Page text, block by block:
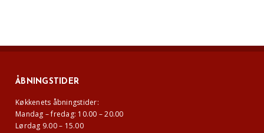
ÅBNINGSTIDER
Køkkenets åbningstider:
Mandag – fredag: 10.00 – 20.00
Lørdag 9.00 – 15.00